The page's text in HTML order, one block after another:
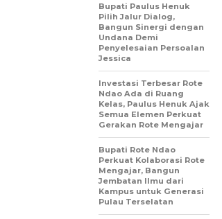
Bupati Paulus Henuk
Pilih Jalur Dialog,
Bangun Sinergi dengan
Undana Demi
Penyelesaian Persoalan
Jessica
Investasi Terbesar Rote
Ndao Ada di Ruang
Kelas, Paulus Henuk Ajak
Semua Elemen Perkuat
Gerakan Rote Mengajar
Bupati Rote Ndao
Perkuat Kolaborasi Rote
Mengajar, Bangun
Jembatan Ilmu dari
Kampus untuk Generasi
Pulau Terselatan